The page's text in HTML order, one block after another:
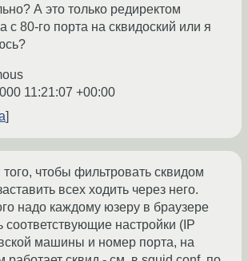
А это только редиректом
с 80-го порта на сквидоский или я
11:21:07 +00:00
чтобы фильтровать сквидом
всех ходить через него.
надо каждому юзеру в браузере
соответствующие настройки (IP
машины и номер порта, на